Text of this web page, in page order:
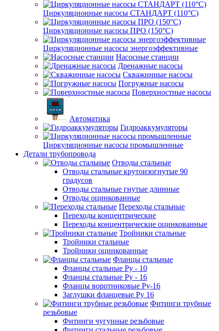
Циркуляционные насосы СТАНДАРТ (110°C)
Циркуляционные насосы ПРО (150°C)
Циркуляционные насосы энергоэффективные
Насосные станции
Дренажные насосы
Скважинные насосы
Погружные насосы
Поверхностные насосы
Автоматика
Гидроаккумуляторы
Циркуляционные насосы промышленные
Детали трубопровода
Отводы стальные
Отводы стальные крутоизогнутые 90
градусов
Отводы стальные гнутые длинные
Отводы оцинкованные
Переходы стальные
Переходы концентрические
Переходы концентрические оцинкованные
Тройники стальные
Тройники стальные
Тройники оцинкованные
Фланцы стальные
Фланцы стальные Ру - 10
Фланцы стальные Ру - 16
Фланцы воротниковые Ру-16
Заглушки фланцевые Ру 16
Фитинги трубные
резьбовые
Фитинги чугунные резьбовые